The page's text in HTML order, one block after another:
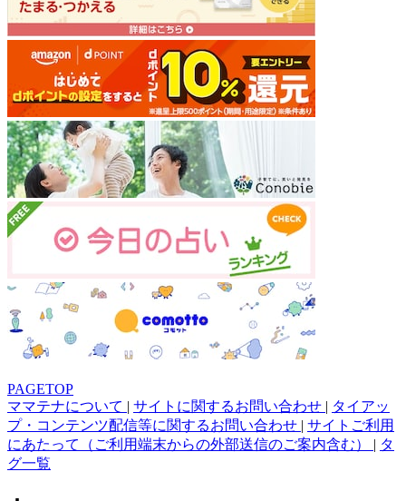
PAGETOP
ママテナについて | サイトに関するお問い合わせ | タイアッ
プ・コンテンツ配信等に関するお問い合わせ | サイトご利用
にあたって（ご利用端末からの外部送信のご案内含む） | タ
グ一覧